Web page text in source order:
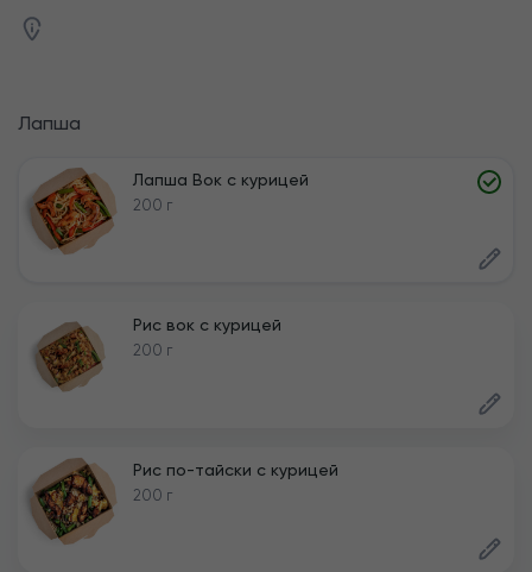
Лапша
Лапша Вок с курицей
200 г
Рис вок с курицей
200 г
Рис по-тайски с курицей
200 г